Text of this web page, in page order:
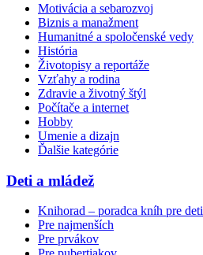
Motivácia a sebarozvoj
Biznis a manažment
Humanitné a spoločenské vedy
História
Životopisy a reportáže
Vzťahy a rodina
Zdravie a životný štýl
Počítače a internet
Hobby
Umenie a dizajn
Ďalšie kategórie
Deti a mládež
Knihorad – poradca kníh pre deti
Pre najmenších
Pre prvákov